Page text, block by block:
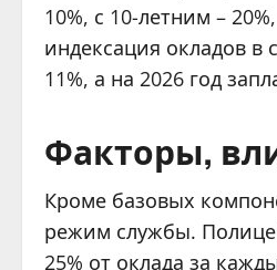
10%, с 10-летним –
индексация окладов в
11%, а на 2026 год
Факторы,
Кроме базовых
режим службы.
25% от оклада за